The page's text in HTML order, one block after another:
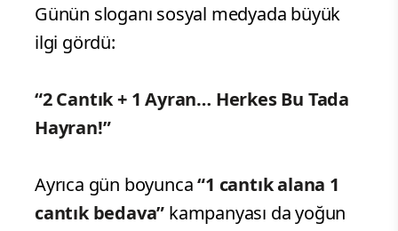
Günün sloganı sosyal medyada büyük
ilgi gördü:
“2 Cantık + 1 Ayran… Herkes Bu Tada
Hayran!”
Ayrıca gün boyunca“1 cantık alana 1
cantık bedava” kampanyası da yoğun